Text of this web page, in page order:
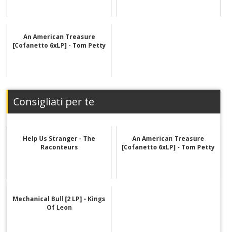
An American Treasure
[Cofanetto 6xLP] - Tom Petty
Consigliati per te
Help Us Stranger - The
Raconteurs
An American Treasure
[Cofanetto 6xLP] - Tom Petty
Mechanical Bull [2 LP] - Kings
Of Leon